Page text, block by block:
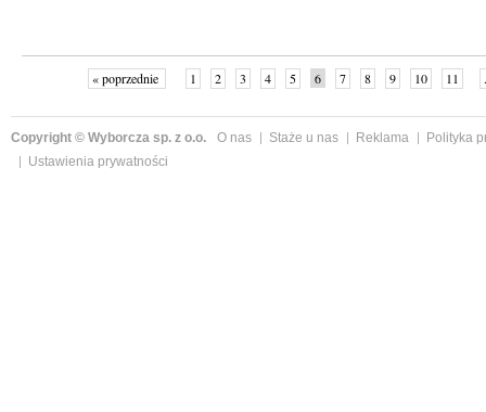
« poprzednie 1 2 3 4 5 6 7 8 9 10 11
Copyright © Wyborcza sp. z o.o. O nas Staże u nas Reklama
Polityka
Ustawienia prywatności